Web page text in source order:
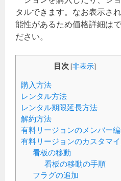
タルできます。なお表示さ
能性があるため価格詳細は
ださい。
目次 [非表示]
購入方法
レンタル方法
レンタル期限延長方法
解約方法
有料リージョンのメンバー
有料リージョンのカスタマ
看板の移動
看板の移動の手順
フラグの追加